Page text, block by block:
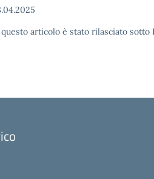
articolo è stato rilasciato